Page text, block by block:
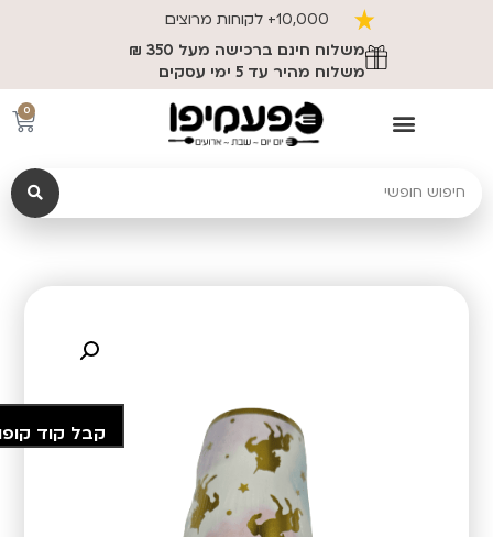
10,000+ לקוחות מרוצים
משלוח חינם ברכישה מעל 350 ₪
משלוח מהיר עד 5 ימי עסקים
0
קבל קוד